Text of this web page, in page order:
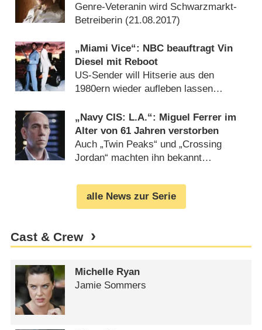
Genre-Veteranin wird Schwarzmarkt-
Betreiberin (21.08.2017)
„Miami Vice“: NBC beauftragt Vin
Diesel mit Reboot
US-Sender will Hitserie aus den
1980ern wieder aufleben lassen
„Navy CIS: L.A.“: Miguel Ferrer im
Alter von 61 Jahren verstorben
Auch „Twin Peaks“ und „Crossing
Jordan“ machten ihn bekannt
alle News zur Serie
Cast & Crew
Michelle Ryan
Jamie Sommers